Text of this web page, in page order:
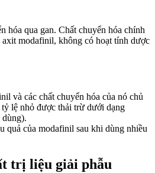
hóa qua gan. Chất chuyển hóa chính
modafinil, không có hoạt tính dược
và các chất chuyển hóa của nó chủ
lệ nhỏ được thải trừ dưới dạng
quả của modafinil sau khi dùng nhiều
trị liệu giải phẫu